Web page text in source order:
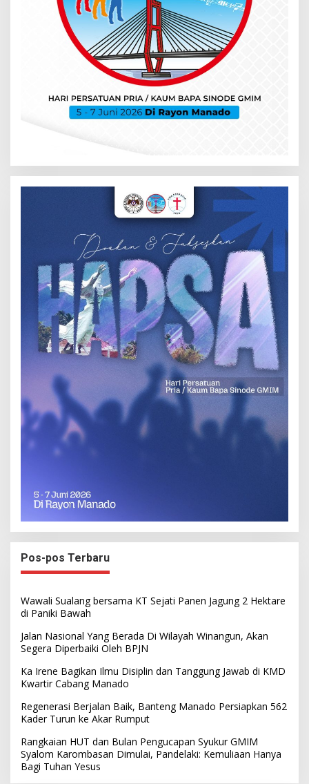
Pos-pos Terbaru
Wawali Sualang bersama KT Sejati Panen Jagung 2 Hektare
di Paniki Bawah
Jalan Nasional Yang Berada Di Wilayah Winangun, Akan
Segera Diperbaiki Oleh BPJN
Ka Irene Bagikan Ilmu Disiplin dan Tanggung Jawab di KMD
Kwartir Cabang Manado
Regenerasi Berjalan Baik, Banteng Manado Persiapkan 562
Kader Turun ke Akar Rumput
Rangkaian HUT dan Bulan Pengucapan Syukur GMIM
Syalom Karombasan Dimulai, Pandelaki: Kemuliaan Hanya
Bagi Tuhan Yesus